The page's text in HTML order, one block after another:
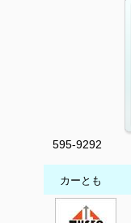
595-9292
カーとも